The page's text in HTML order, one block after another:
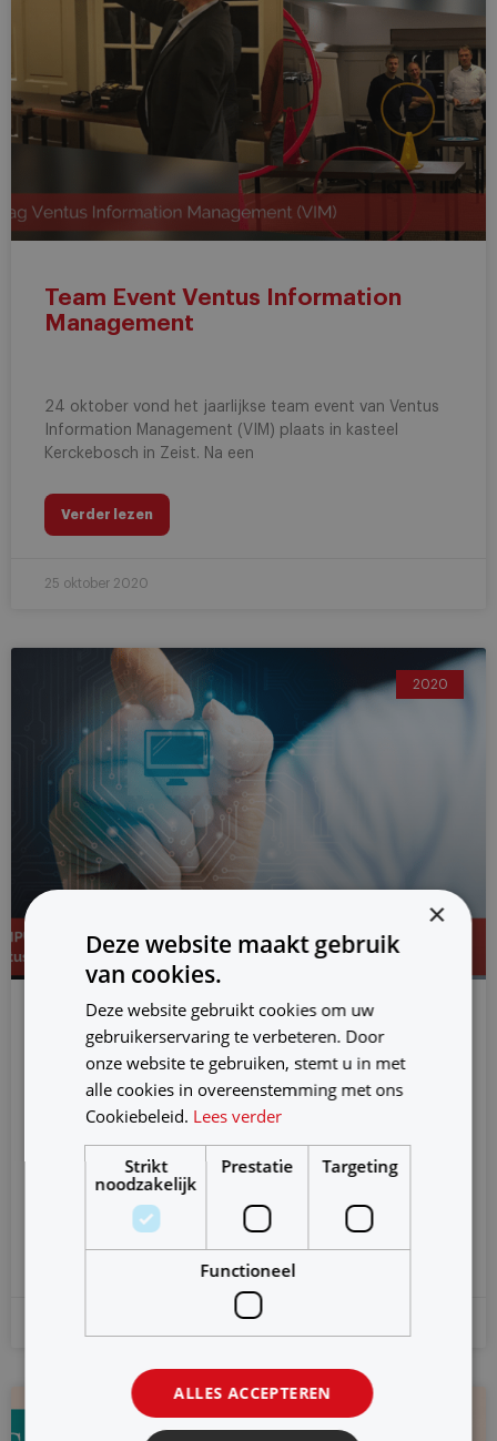
Team Event Ventus Information
Management
24 oktober vond het jaarlijkse team event van Ventus
Information Management (VIM) plaats in kasteel
Kerckebosch in Zeist. Na een
Verder lezen
25 oktober 2020
2020
De beste secundaire
arbeidsvoorwaarden vind je bij
Ventus!
Ook dit jaar is Ventus bekroond met een belangrijke
notering in de Computable Career Guide 2020. Over
het algemeen zijn
Verder lezen
×
Deze website maakt gebruik
van cookies.
Deze website gebruikt cookies om uw
gebruikerservaring te verbeteren. Door
onze website te gebruiken, stemt u in met
alle cookies in overeenstemming met ons
Cookiebeleid. Lees verder
Strikt
noodzakelijk
Prestatie Targeting
Functioneel
ALLES ACCEPTEREN